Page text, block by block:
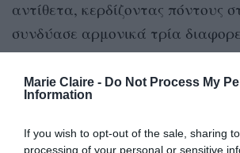
Marie Claire - Do Not Process My
Information
If you wish to opt-out of the sale, sharing
processing of your personal or sensitive
αντίθετα, κερδίζοντας πόντους
συνδύασε αρμονικά τρία
δερμάτινα είδη, δίνοντάς μας
κάνουμε το ίδιο με τα δικά μας
αξεσουάρ που ανήκουν στην ίδια
ομάδα.